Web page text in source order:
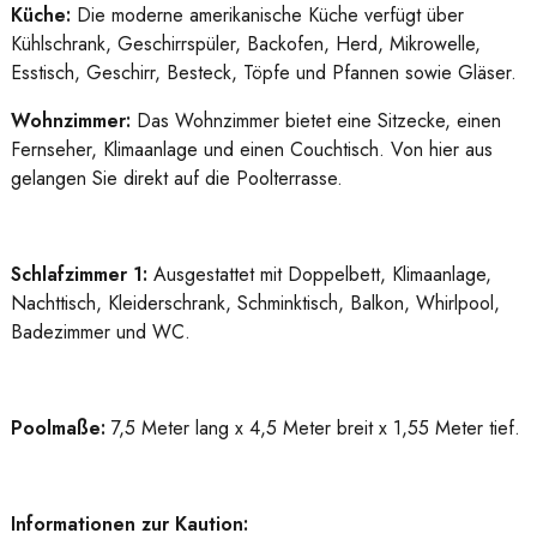
Küche: Die moderne amerikanische Küche verfügt über
Kühlschrank, Geschirrspüler, Backofen, Herd, Mikrowelle,
Esstisch, Geschirr, Besteck, Töpfe und Pfannen sowie Gläser.
Wohnzimmer: Das Wohnzimmer bietet eine Sitzecke, einen
Fernseher, Klimaanlage und einen Couchtisch. Von hier aus
gelangen Sie direkt auf die Poolterrasse.
Schlafzimmer 1: Ausgestattet mit Doppelbett, Klimaanlage,
Nachttisch, Kleiderschrank, Schminktisch, Balkon, Whirlpool,
Badezimmer und WC.
Poolmaße: 7,5 Meter lang x 4,5 Meter breit x 1,55 Meter tief.
Informationen zur Kaution: